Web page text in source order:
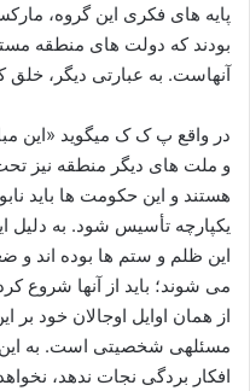
پایه های فکری این گروه،
بودند که دولت های منطقه
آنهاست. به عبارتی دیگر،
در واقع پ ک ک میگوید «این
و ملت های دیگر منطقه نیز
هستند و این حکومت ها باید
یکپارچه تأسیس شود. به دلیل
این ظلم و ستم ها بوده اند
می شوند؛ باید از آنها شروع
از همان اوایل اوجالان خود
مسئلهی شخصیتی است. به این
افکار بردگی نجات ندهد،